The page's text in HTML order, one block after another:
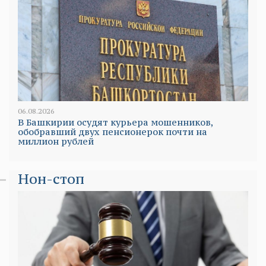
06.08.2026
В Башкирии осудят курьера мошенников,
обобравший двух пенсионерок почти на
миллион рублей
Нон-стоп